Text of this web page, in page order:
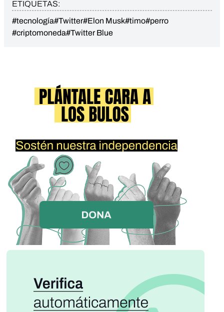
ETIQUETAS:
#tecnología#Twitter#Elon Musk#timo#perro
#criptomoneda#Twitter Blue